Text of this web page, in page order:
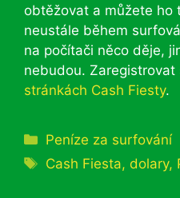
obtěžovat a můžete ho
neustále během
na počítači něco děje,
nebudou. Zaregistrovat
stránkách Cash Fiesty.
Rubriky
Peníze za surfování
Štítky
Cash Fiesta,dolary,